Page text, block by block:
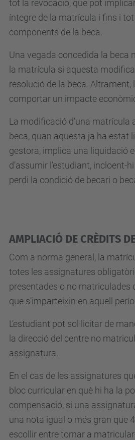
tot la revocació, que pot
íntegre de la matrícula i fins i
components de la beca.
Una vegada concedida la beca
la matrícula si aquesta
resolució de la beca.
comportar un impacte
La modificació d’una matrícula
beca, quan aquesta ja ha estat
gestora, implica una liquidació
d’assumir l’estudiant, incloent-
perdi la condició de becari o
AMPLIACIÓ DE CRÈDITS
Com a norma general, la
totes les assignatures
presentades o no matriculades
que s’imparteixin en aquell
L’estudiant pot sol·licitar de
la direcció del centre no
assignatura.
En el cas de les assignatures
bloc curricular en què hi ha la
compensació, si una
una nota igual o més gran que
escollir entre tornar a